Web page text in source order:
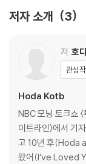
저자 소개 3
저 호
관심
Hoda Kotb
NBC 모닝 토크쇼
이트라인〉에서 기
고 10년 후(Hoda
왔어(I’ve Loved